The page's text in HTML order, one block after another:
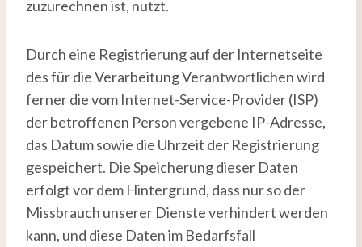
zuzurechnen ist, nutzt.
Durch eine Registrierung auf der Internetseite
des für die Verarbeitung Verantwortlichen wird
ferner die vom Internet-Service-Provider (ISP)
der betroffenen Person vergebene IP-Adresse,
das Datum sowie die Uhrzeit der Registrierung
gespeichert. Die Speicherung dieser Daten
erfolgt vor dem Hintergrund, dass nur so der
Missbrauch unserer Dienste verhindert werden
kann, und diese Daten im Bedarfsfall